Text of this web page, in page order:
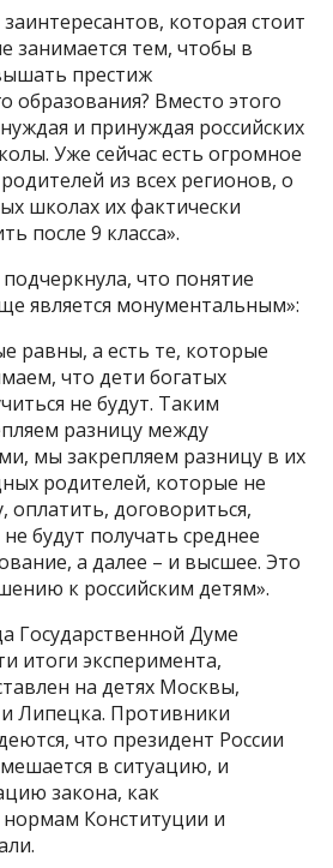
которая стоит
занимается тем, чтобы в
престиж
образования? Вместо этого
и принуждая российских
Уже сейчас есть огромное
из всех регионов, о
школах их фактически
после 9 класса».
что понятие
является монументальным»:
равны, а есть те, которые
что дети богатых
не будут. Таким
разницу между
мы закрепляем разницу в их
родителей, которые не
оплатить, договориться,
будут получать среднее
а далее – и высшее. Это
к российским детям».
Государственной Думе
итоги эксперимента,
на детях Москвы,
Липецка. Противники
что президент России
в ситуацию, и
закона, как
Конституции и